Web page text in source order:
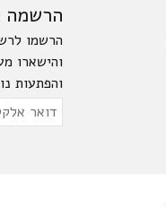
הרשמה
הרשמו
והישארו
והפתעות
empty.
דואר